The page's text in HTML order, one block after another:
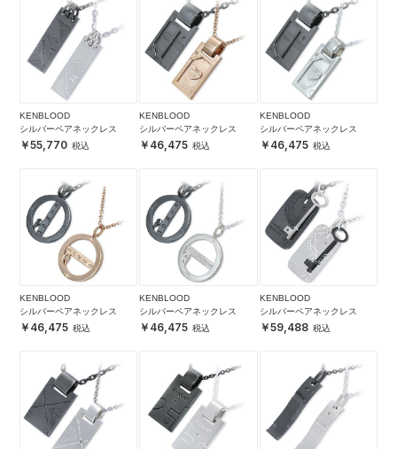
KENBLOOD
シルバーペアネックレス
55,770
KENBLOOD
シルバーペアネックレス
46,475
KENBLOOD
シルバーペアネックレス
46,475
KENBLOOD
シルバーペアネックレス
46,475
KENBLOOD
シルバーペアネックレス
46,475
KENBLOOD
シルバーペアネックレス
59,488